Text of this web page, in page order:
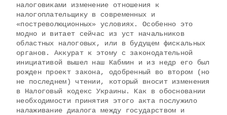
налоговиками изменение отношения к
налогоплательщику в современных и
«постреволюционных» условиях. Особенно это
модно и витает сейчас из уст начальников
областных налоговых, или в будущем фискальных
органов. Аккурат к этому с законодательной
инициативой вышел наш Кабмин и из недр его был
рожден проект закона, одобренный во втором (но
не последнем) чтении, который вносит изменения
в Налоговый кодекс Украины. Как в обосновании
необходимости принятия этого акта послужило
налаживание диалога между государством и